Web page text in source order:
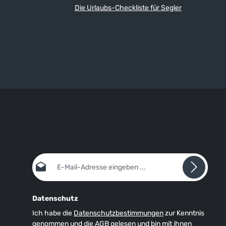
Die Urlaubs-Checkliste für Segler
E-Mail-Adresse*
Datenschutz
Ich habe die Datenschutzbestimmungenzur Kenntnis
genommen und dieAGBgelesen und bin mit ihnen